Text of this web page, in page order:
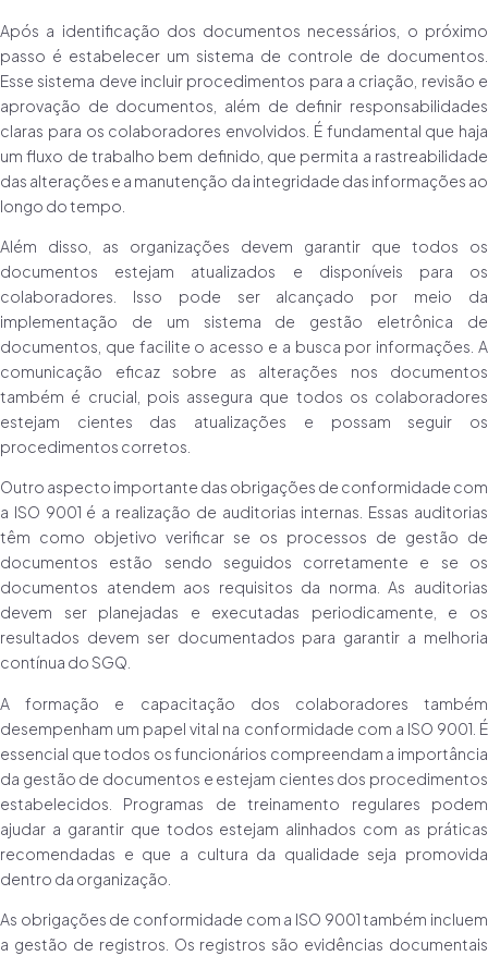
Após a identificação dos documentos necessários, o próximo
passo é estabelecer um sistema de controle de documentos.
Esse sistema deve incluir procedimentos para a criação, revisão e
aprovação de documentos, além de definir responsabilidades
claras para os colaboradores envolvidos. É fundamental que haja
um fluxo de trabalho bem definido, que permita a rastreabilidade
das alterações e a manutenção da integridade das informações ao
longo do tempo.
Além disso, as organizações devem garantir que todos os
documentos estejam atualizados e disponíveis para os
colaboradores. Isso pode ser alcançado por meio da
implementação de um sistema de gestão eletrônica de
documentos, que facilite o acesso e a busca por informações. A
comunicação eficaz sobre as alterações nos documentos
também é crucial, pois assegura que todos os colaboradores
estejam cientes das atualizações e possam seguir os
procedimentos corretos.
Outro aspecto importante das obrigações de conformidade com
a ISO 9001 é a realização de auditorias internas. Essas auditorias
têm como objetivo verificar se os processos de gestão de
documentos estão sendo seguidos corretamente e se os
documentos atendem aos requisitos da norma. As auditorias
devem ser planejadas e executadas periodicamente, e os
resultados devem ser documentados para garantir a melhoria
contínua do SGQ.
A formação e capacitação dos colaboradores também
desempenham um papel vital na conformidade com a ISO 9001. É
essencial que todos os funcionários compreendam a importância
da gestão de documentos e estejam cientes dos procedimentos
estabelecidos. Programas de treinamento regulares podem
ajudar a garantir que todos estejam alinhados com as práticas
recomendadas e que a cultura da qualidade seja promovida
dentro da organização.
As obrigações de conformidade com a ISO 9001 também incluem
a gestão de registros. Os registros são evidências documentais